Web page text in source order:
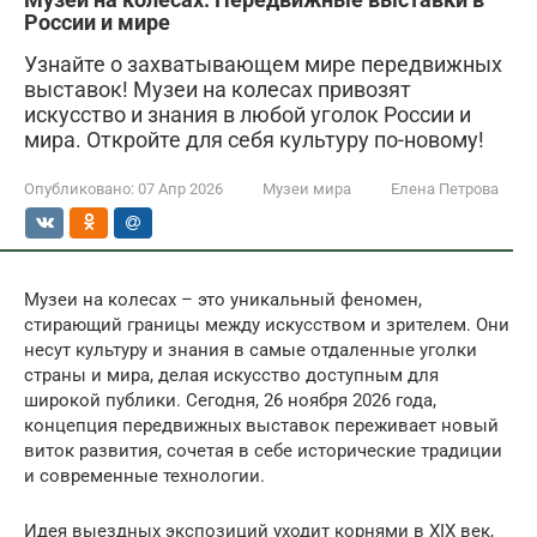
России и мире
Узнайте о захватывающем мире передвижных
выставок! Музеи на колесах привозят
искусство и знания в любой уголок России и
мира. Откройте для себя культуру по-новому!
Опубликовано: 07 Апр 2026 Музеи мира Елена Петрова
Музеи на колесах – это уникальный феномен,
стирающий границы между искусством и зрителем. Они
несут культуру и знания в самые отдаленные уголки
страны и мира, делая искусство доступным для
широкой публики. Сегодня, 26 ноября 2026 года,
концепция передвижных выставок переживает новый
виток развития, сочетая в себе исторические традиции
и современные технологии.
Идея выездных экспозиций уходит корнями в XIX век,